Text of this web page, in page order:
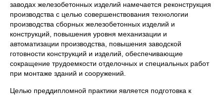
заводах железобетонных изделий намечается реконструкция
производства с целью совершенствования технологии
производства сборных железобетонных изделий и
конструкций, повышения уровня механизации и
автоматизации производства, повышения заводской
готовности конструкций и изделий, обеспечивающие
сокращение трудоемкости отделочных и специальных работ
при монтаже зданий и сооружений.
Целью преддипломной практики является подготовка к